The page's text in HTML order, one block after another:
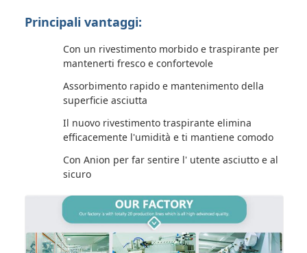
Principali vantaggi:
Con un rivestimento morbido e traspirante per
mantenerti fresco e confortevole
Assorbimento rapido e mantenimento della
superficie asciutta
Il nuovo rivestimento traspirante elimina
efficacemente l'umidità e ti mantiene comodo
Con Anion per far sentire l' utente asciutto e al
sicuro